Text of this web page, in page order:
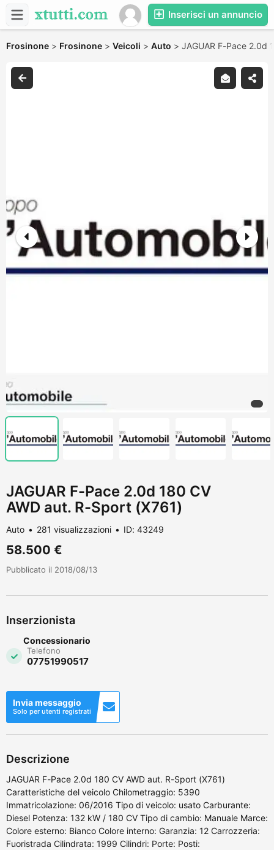
Inserisci un annuncio
Frosinone > Frosinone > Veicoli > Auto > JAGUAR F-Pace 2.0d
JAGUAR F-Pace 2.0d 180 CV
AWD aut. R-Sport (X761)
Auto 281 visualizzazioni ID: 43249
58.500 €
Pubblicato il 2018/08/13
Inserzionista
Concessionario
Telefono
07751990517
Invia messaggio
Solo per utenti registrati
Descrizione
JAGUAR F-Pace 2.0d 180 CV AWD aut. R-Sport (X761)
Caratteristiche del veicolo Chilometraggio: 5390
Immatricolazione: 06/2016 Tipo di veicolo: usato Carburante:
Diesel Potenza: 132 kW / 180 CV Tipo di cambio: Manuale Marce:
Colore esterno: Bianco Colore interno: Garanzia: 12 Carrozzeria:
Fuoristrada Cilindrata: 1999 Cilindri: Porte: Posti: